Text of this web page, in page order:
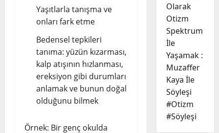
Yaşıtlarla tanışma ve
onları fark etme
Bedensel tepkileri
tanıma: yüzün kızarması,
kalp atışının hızlanması,
ereksiyon gibi durumları
anlamak ve bunun doğal
olduğunu bilmek
Örnek: Bir genç okulda
Olarak
Otizm
Spektrum
İle
Yaşamak :
Muzaffer
Kaya İle
Söyleşi
#Otizm
#Söyleşi